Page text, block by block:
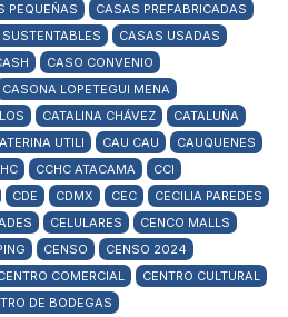
PEQUEÑAS
CASAS PREFABRICADAS
CASAS USADAS
CASO CONVENIO
CASONA LOPETEGUI MENA
CATALINA CHÁVEZ
CATALUÑA
UTILI CAU CAU
CAUQUENES
CCHC ATACAMA
CCI
CDE CDMX CEC
CECILIA PAREDES
CELULARES
CENCO MALLS
CENSO
CENSO 2024
COMERCIAL
CENTRO CULTURAL
DE BODEGAS